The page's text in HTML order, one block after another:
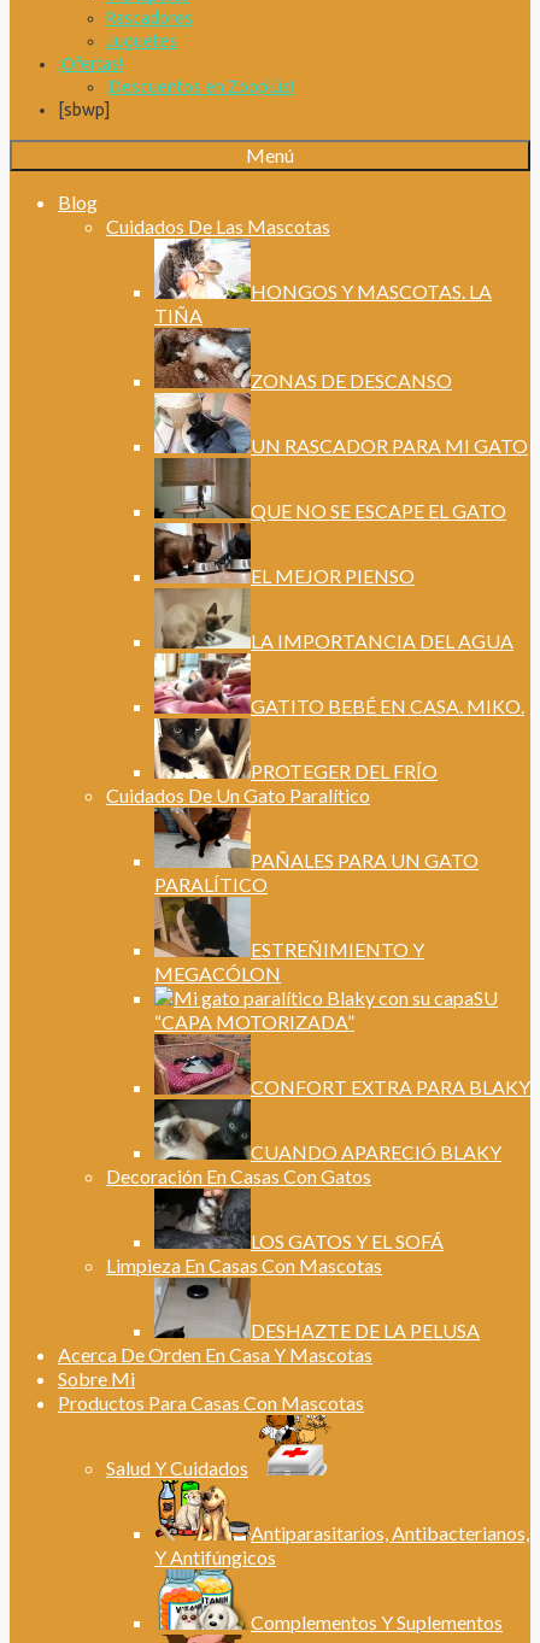
Rascadores
Juguetes
¡Ofertas!
¡Descuentos en Zooplús!
[sbwp]
Menú
Blog
Cuidados De Las Mascotas
HONGOS Y MASCOTAS. LA
TIÑA
ZONAS DE DESCANSO
UN RASCADOR PARA MI GATO
QUE NO SE ESCAPE EL GATO
EL MEJOR PIENSO
LA IMPORTANCIA DEL AGUA
GATITO BEBÉ EN CASA. MIKO.
PROTEGER DEL FRÍO
Cuidados De Un Gato Paralítico
PAÑALES PARA UN GATO
PARALÍTICO
ESTREÑIMIENTO Y
MEGACÓLON
SU
“CAPA MOTORIZADA”
CONFORT EXTRA PARA BLAKY
CUANDO APARECIÓ BLAKY
Decoración En Casas Con Gatos
LOS GATOS Y EL SOFÁ
Limpieza En Casas Con Mascotas
DESHAZTE DE LA PELUSA
Acerca De Orden En Casa Y Mascotas
Sobre Mi
Productos Para Casas Con Mascotas
Salud Y Cuidados
Antiparasitarios, Antibacterianos,
Y Antifúngicos
Complementos Y Suplementos